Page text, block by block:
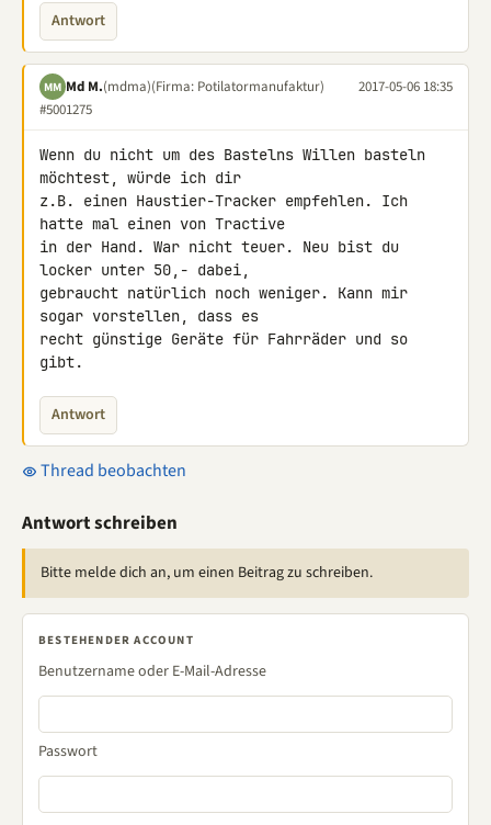
Antwort
MM Md M.(mdma)(Firma: Potilatormanufaktur)
2017-05-06 18:35
#5001275
Wenn du nicht um des Bastelns Willen basteln
möchtest, würde ich dir
z.B. einen Haustier-Tracker empfehlen. Ich
hatte mal einen von Tractive
in der Hand. War nicht teuer. Neu bist du
locker unter 50,- dabei,
gebraucht natürlich noch weniger. Kann mir
sogar vorstellen, dass es
recht günstige Geräte für Fahrräder und so
gibt.
Antwort
Thread beobachten
Antwort schreiben
Bitte melde dich an, um einen Beitrag zu schreiben.
BESTEHENDER ACCOUNT
Benutzername oder E-Mail-Adresse
Passwort